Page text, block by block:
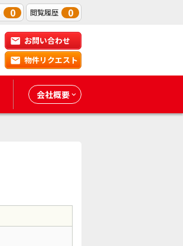
0 閲覧履歴 0
お問い合わせ
物件リクエスト
会社概要